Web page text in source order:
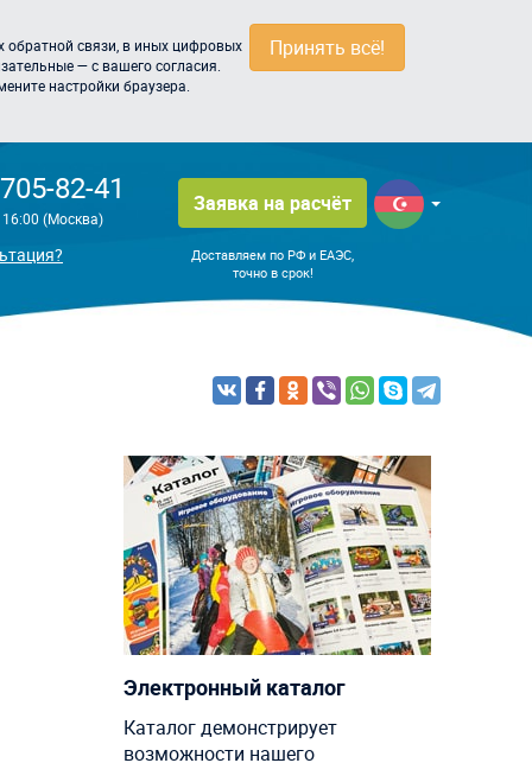
Принять всё!
связи, в иных цифровых
— с вашего согласия.
настройки браузера.
82-41
(Москва)
Заявка на расчёт
Доставляем по РФ и ЕАЭС,
точно в срок!
Электронный каталог
Каталог демонстрирует
возможности нашего